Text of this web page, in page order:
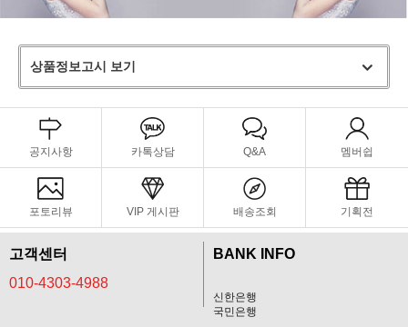
상품정보고시 보기
공지사항 카톡상담 Q&A 멤버쉽
포토리뷰 VIP 게시판 배송조회 기획전
고객센터
010-4303-4988
BANK INFO
신한은행
국민은행